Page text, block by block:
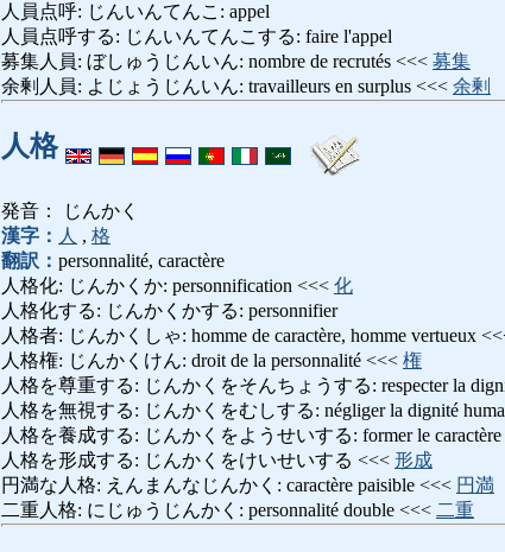
人員点呼: じんいんてんこ: appel
人員点呼する: じんいんてんこする: faire l'appel
募集人員: ぼしゅうじんいん: nombre de recrutés <<< 募集
余剰人員: よじょうじんいん: travailleurs en surplus <<< 余剰
人格
発音： じんかく
漢字： 人 , 格
翻訳： personnalité, caractère
人格化: じんかくか: personnification <<< 化
人格化する: じんかくかする: personnifier
人格者: じんかくしゃ: homme de caractère, homme vertueux
人格権: じんかくけん: droit de la personnalité <<< 権
人格を尊重する: じんかくをそんちょうする: respecter la
人格を無視する: じんかくをむしする: négliger la dignité
人格を養成する: じんかくをようせいする: former le
人格を形成する: じんかくをけいせいする <<< 形成
円満な人格: えんまんなじんかく: caractère paisible <<< 円満
二重人格: にじゅうじんかく: personnalité double <<< 二重